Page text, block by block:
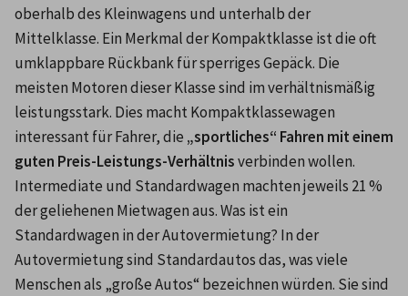
oberhalb des Kleinwagens und unterhalb der
Mittelklasse. Ein Merkmal der Kompaktklasse ist die oft
umklappbare Rückbank für sperriges Gepäck. Die
meisten Motoren dieser Klasse sind im verhältnismäßig
leistungsstark. Dies macht Kompaktklassewagen
interessant für Fahrer, die „sportliches“ Fahren mit einem
guten Preis-Leistungs-Verhältnis verbinden wollen.
Intermediate und Standardwagen machten jeweils 21 %
der geliehenen Mietwagen aus. Was ist ein
Standardwagen in der Autovermietung? In der
Autovermietung sind Standardautos das, was viele
Menschen als „große Autos“ bezeichnen würden. Sie sind